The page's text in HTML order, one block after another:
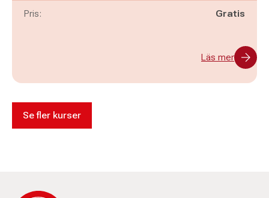
Pris: Gratis
Läs mer
Se fler kurser